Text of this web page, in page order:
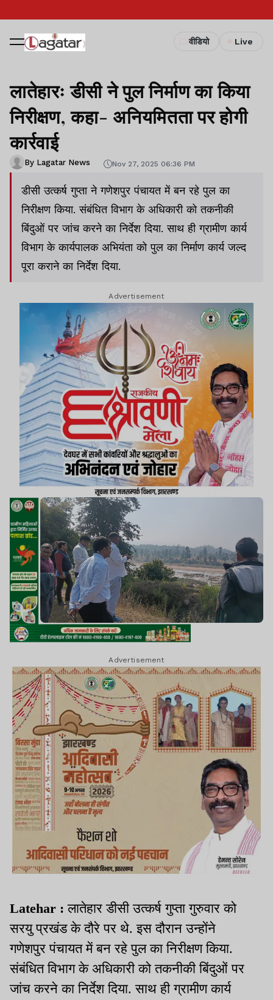
वीडियो Live
लातेहारः डीसी ने पुल निर्माण का किया
निरीक्षण, कहा- अनियमितता पर होगी
कार्रवाई
By Lagatar News Nov 27, 2025 06:36 PM
डीसी उत्कर्ष गुप्ता ने गणेशपुर पंचायत में बन रहे पुल का
निरीक्षण किया. संबंधित विभाग के अधिकारी को तकनीकी
बिंदुओं पर जांच करने का निर्देश दिया. साथ ही ग्रामीण कार्य
विभाग के कार्यपालक अभियंता को पुल का निर्माण कार्य जल्द
पूरा कराने का निर्देश दिया.
Advertisement
Advertisement
Latehar :लातेहार डीसी उत्कर्ष गुप्ता गुरुवार को
सरयु प्रखंड के दौरे पर थे. इस दौरान उन्होंने
गणेशपुर पंचायत में बन रहे पुल का निरीक्षण किया.
संबंधित विभाग के अधिकारी को तकनीकी बिंदुओं पर
जांच करने का निर्देश दिया. साथ ही ग्रामीण कार्य